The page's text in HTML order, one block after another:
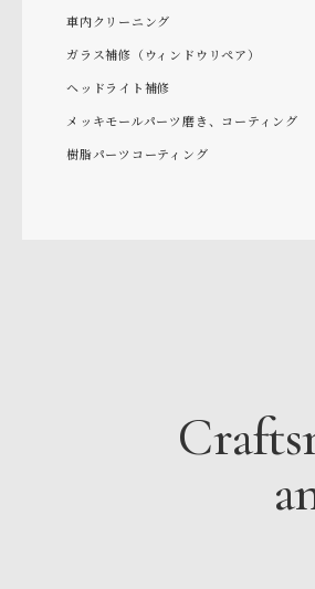
車内クリーニング
ガラス補修（ウィンドウリペア）
ヘッドライト補修
メッキモールパーツ磨き、コーティング
樹脂パーツコーティング